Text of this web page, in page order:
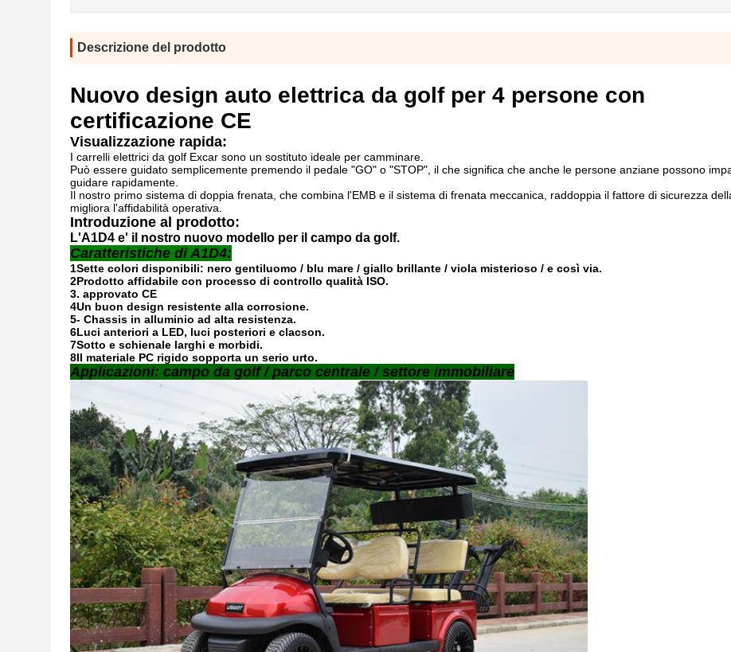
Descrizione del prodotto
Nuovo design auto elettrica da golf per 4 persone con
certificazione CE
Visualizzazione rapida:
I carrelli elettrici da golf Excar sono un sostituto ideale per camminare.
Può essere guidato semplicemente premendo il pedale "GO" o "STOP", il che significa che anche le persone anziane possono
guidare rapidamente.
Il nostro primo sistema di doppia frenata, che combina l'EMB e il sistema di frenata meccanica, raddoppia il fattore di sicurezza
migliora l'affidabilità operativa.
Introduzione al prodotto:
L'A1D4 e' il nostro nuovo modello per il campo da golf.
Caratteristiche di A1D4:
1Sette colori disponibili: nero gentiluomo / blu mare / giallo brillante / viola misterioso / e così via.
2Prodotto affidabile con processo di controllo qualità ISO.
3. approvato CE
4Un buon design resistente alla corrosione.
5- Chassis in alluminio ad alta resistenza.
6Luci anteriori a LED, luci posteriori e clacson.
7Sotto e schienale larghi e morbidi.
8Il materiale PC rigido sopporta un serio urto.
Applicazioni: campo da golf / parco centrale / settore immobiliare